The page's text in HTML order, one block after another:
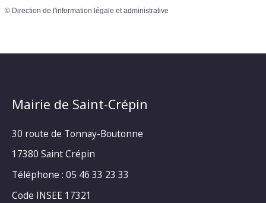
© Direction de l'information légale et administrative
Mairie de Saint-Crépin
30 route de Tonnay-Boutonne
17380 Saint Crépin
Téléphone : 05 46 33 23 33
Code INSEE 17321